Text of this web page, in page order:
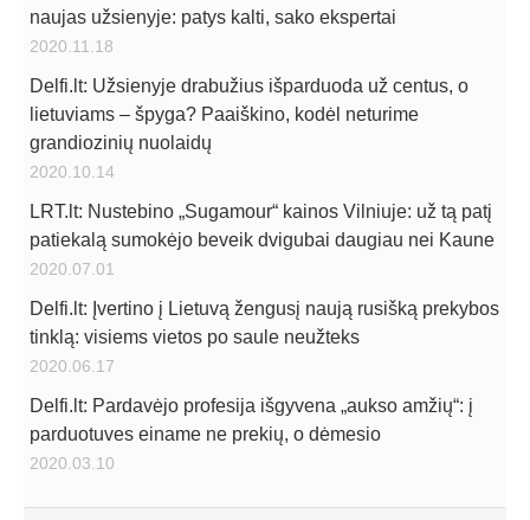
naujas užsienyje: patys kalti, sako ekspertai
2020.11.18
Delfi.lt: Užsienyje drabužius išparduoda už centus, o
lietuviams – špyga? Paaiškino, kodėl neturime
grandiozinių nuolaidų
2020.10.14
LRT.lt: Nustebino „Sugamour“ kainos Vilniuje: už tą patį
patiekalą sumokėjo beveik dvigubai daugiau nei Kaune
2020.07.01
Delfi.lt: Įvertino į Lietuvą žengusį naują rusišką prekybos
tinklą: visiems vietos po saule neužteks
2020.06.17
Delfi.lt: Pardavėjo profesija išgyvena „aukso amžių“: į
parduotuves einame ne prekių, o dėmesio
2020.03.10